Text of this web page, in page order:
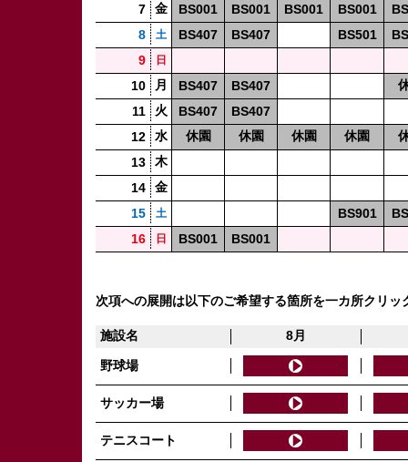
7
金 BS001 BS001 BS001 BS001
8
土 BS407 BS407 BS501
9
日
10 月 BS407 BS407
11
火 BS407
BS407
12
水 休園 休園 休園 休園
13
木
14
金
15
土 BS901
16
日 BS001 BS001
次項への展開は以下のご希望する箇所を一カ所クリッ
施設名 8月
野球場
サッカー場
テニスコート